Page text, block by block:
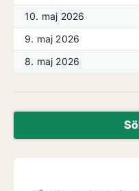
10. maj 2026
9. maj 2026
8. maj 2026